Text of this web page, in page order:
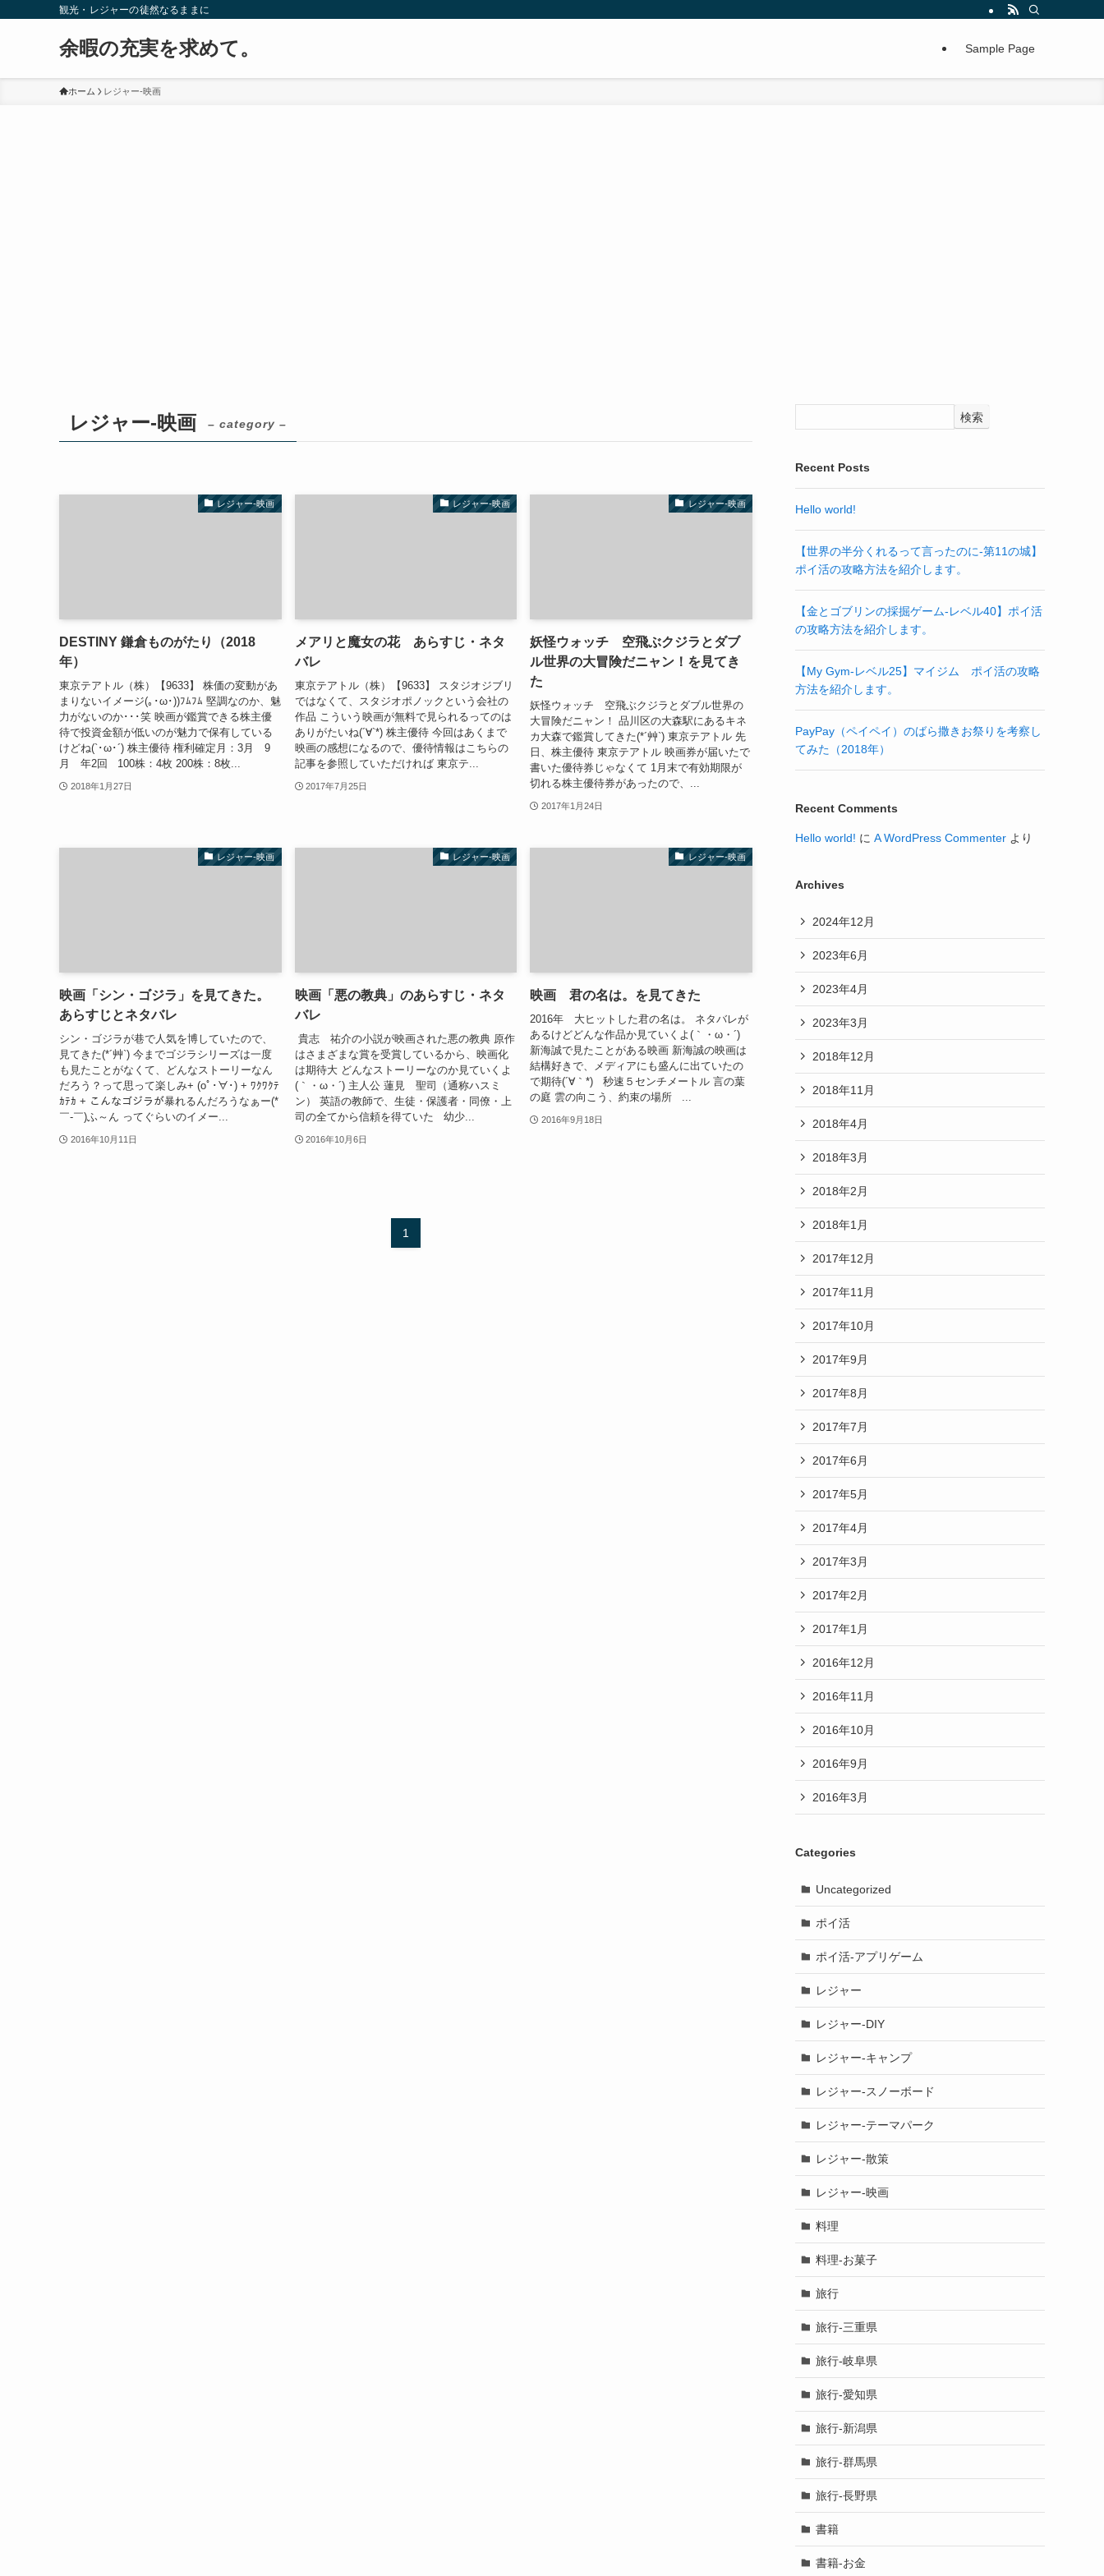
観光・レジャーの徒然なるままに
余暇の充実を求めて。 Sample Page
ホーム レジャー-映画
レジャー-映画 – category –
レジャー-映画
DESTINY 鎌倉ものがたり（2018
年）
東京テアトル（株）【9633】 株価の変動があ
まりないイメージ(｡･ω･))ﾌﾑﾌﾑ 堅調なのか、魅
力がないのか･･･笑 映画が鑑賞できる株主優
待で投資金額が低いのが魅力で保有している
けどね(`･ω･´) 株主優待 権利確定月：3月 9
月 年2回 100株：4枚 200株：8枚...
2018年1月27日
レジャー-映画
メアリと魔女の花 あらすじ・ネタ
バレ
東京テアトル（株）【9633】 スタジオジブリ
ではなくて、スタジオポノックという会社の
作品 こういう映画が無料で見られるってのは
ありがたいね(´∀`*) 株主優待 今回はあくまで
映画の感想になるので、優待情報はこちらの
記事を参照していただければ 東京テ...
2017年7月25日
レジャー-映画
妖怪ウォッチ 空飛ぶクジラとダブ
ル世界の大冒険だニャン！を見てき
た
妖怪ウォッチ 空飛ぶクジラとダブル世界の
大冒険だニャン！ 品川区の大森駅にあるキネ
カ大森で鑑賞してきた(*´艸`) 東京テアトル 先
日、株主優待 東京テアトル 映画券が届いたで
書いた優待券じゃなくて 1月末で有効期限が
切れる株主優待券があったので、...
2017年1月24日
レジャー-映画
映画「シン・ゴジラ」を見てきた。
あらすじとネタバレ
シン・ゴジラが巷で人気を博していたので、
見てきた(*´艸`) 今までゴジラシリーズは一度
も見たことがなくて、どんなストーリーなん
だろう？って思って楽しみ+ (oﾟ･∀･) + ﾜｸﾜｸﾃ
ｶﾃｶ + こんなゴジラが暴れるんだろうなぁー(*
￣-￣)ふ～ん ってぐらいのイメー...
2016年10月11日
レジャー-映画
映画「悪の教典」のあらすじ・ネタ
バレ
貴志 祐介の小説が映画された悪の教典 原作
はさまざまな賞を受賞しているから、映画化
は期待大 どんなストーリーなのか見ていくよ
(｀・ω・´) 主人公 蓮見 聖司（通称ハスミ
ン） 英語の教師で、生徒・保護者・同僚・上
司の全てから信頼を得ていた 幼少...
2016年10月6日
レジャー-映画
映画 君の名は。を見てきた
2016年 大ヒットした君の名は。 ネタバレが
あるけどどんな作品か見ていくよ(｀・ω・´)
新海誠で見たことがある映画 新海誠の映画は
結構好きで、メディアにも盛んに出ていたの
で期待(´∀｀*) 秒速５センチメートル 言の葉
の庭 雲の向こう、約束の場所 ...
2016年9月18日
1
検索
Recent Posts
Hello world!
【世界の半分くれるって言ったのに‐第11の城】
ポイ活の攻略方法を紹介します。
【金とゴブリンの採掘ゲーム-レベル40】ポイ活
の攻略方法を紹介します。
【My Gym-レベル25】マイジム ポイ活の攻略
方法を紹介します。
PayPay（ペイペイ）のばら撒きお祭りを考察し
てみた（2018年）
Recent Comments
Hello world! に A WordPress Commenter より
Archives
2024年12月
2023年6月
2023年4月
2023年3月
2018年12月
2018年11月
2018年4月
2018年3月
2018年2月
2018年1月
2017年12月
2017年11月
2017年10月
2017年9月
2017年8月
2017年7月
2017年6月
2017年5月
2017年4月
2017年3月
2017年2月
2017年1月
2016年12月
2016年11月
2016年10月
2016年9月
2016年3月
Categories
Uncategorized
ポイ活
ポイ活-アプリゲーム
レジャー
レジャー-DIY
レジャー-キャンプ
レジャー-スノーボード
レジャー-テーマパーク
レジャー-散策
レジャー-映画
料理
料理-お菓子
旅行
旅行-三重県
旅行-岐阜県
旅行-愛知県
旅行-新潟県
旅行-群馬県
旅行-長野県
書籍
書籍-お金